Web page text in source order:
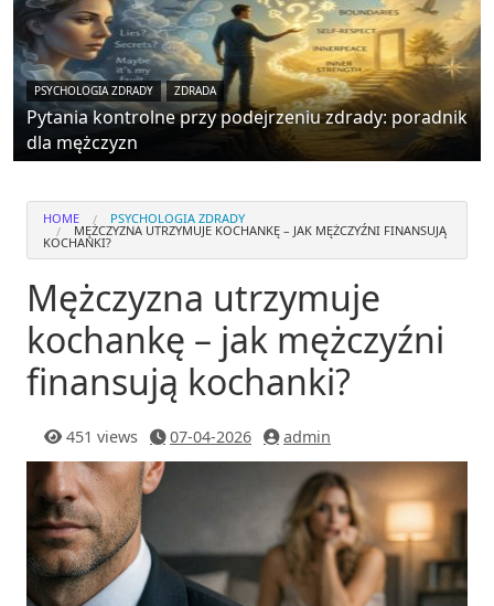
PSYCHOLOGIA ZDRADY ZDRADA
Pytania kontrolne przy podejrzeniu zdrady: poradnik
dla mężczyzn
HOME PSYCHOLOGIA ZDRADY
MĘŻCZYZNA UTRZYMUJE KOCHANKĘ – JAK MĘŻCZYŹNI FINANSUJĄ
KOCHANKI?
Mężczyzna utrzymuje
kochankę – jak mężczyźni
finansują kochanki?
451 views 07-04-2026 admin